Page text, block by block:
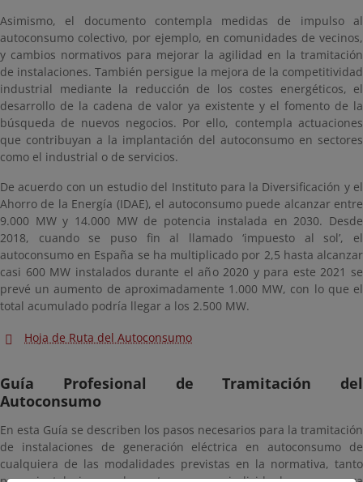
Asimismo, el documento contempla medidas de impulso al
autoconsumo colectivo, por ejemplo, en comunidades de vecinos,
y cambios normativos para mejorar la agilidad en la tramitación
de instalaciones. También persigue la mejora de la competitividad
industrial mediante la reducción de los costes energéticos, el
desarrollo de la cadena de valor ya existente y el fomento de la
búsqueda de nuevos negocios. Por ello, contempla actuaciones
que contribuyan a la implantación del autoconsumo en sectores
como el industrial o de servicios.
De acuerdo con un estudio del Instituto para la Diversificación y el
Ahorro de la Energía (IDAE), el autoconsumo puede alcanzar entre
9.000 MW y 14.000 MW de potencia instalada en 2030. Desde
2018, cuando se puso fin al llamado ‘impuesto al sol’, el
autoconsumo en España se ha multiplicado por 2,5 hasta alcanzar
casi 600 MW instalados durante el año 2020 y para este 2021 se
prevé un aumento de aproximadamente 1.000 MW, con lo que el
total acumulado podría llegar a los 2.500 MW.
Hoja de Ruta del Autoconsumo
Guía Profesional de Tramitación del
Autoconsumo
En esta Guía se describen los pasos necesarios para la tramitación
de instalaciones de generación eléctrica en autoconsumo de
cualquiera de las modalidades previstas en la normativa, tanto